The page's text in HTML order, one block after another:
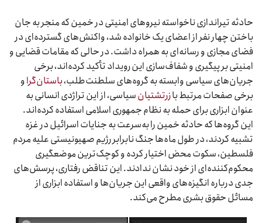
حادثه تیراندازی ناخواسته نیروهای امنیتی در خمین که منجر به جان
باختن چهار نفر از اعضای یک خانواده شد، واکنش‌های گسترده‌ای در
فضای مجازی و رسانه‌ای به همراه داشت. در حالی که مقامات قضایی و
امنیتی بر پیگیری و شفاف‌سازی این رویداد تأکید کرده‌اند، برخی
جریان‌های سیاسی وابسته به گروه‌های سلطنت‌طلب،باستان‌گراو
برخی صفحات مرتبط بازرتشتیانسیاسی، از این تراژدی انسانی به
عنوان ابزاری برای حمله به نظام جمهوری اسلامی استفاده کرده‌اند.
این گروه‌ها که حادثه خمین را به‌سرعت به جنایات اسرائیل در غزه
تشبیه کردند، در طول ماه‌ها جنگ نابرابر رژیم صهیونیستی علیه مردم
فلسطین، سکوت محض اختیار کرده و کوچک‌ترین موضعگیری
محکوم‌کننده‌ای از خود نشان ندادند. این تناقض رفتاری، پرسش‌های
جدی درباره انگیزه‌های واقعی این جریان‌ها و استفاده ابزاری از
مسائل حقوق بشری مطرح می‌کند.